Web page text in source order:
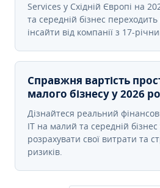
Services у Східній Європі на
та середній бізнес
інсайти від компанії з 17-
Справжня вартість
малого бізнесу у 2026
Дізнайтеся реальний
IT на малий та середній
розрахувати свої витрати та
ризиків.